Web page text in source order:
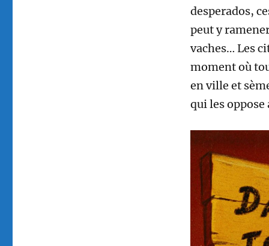
desperados,
peut y
vaches… Les
moment où
en ville et
qui les